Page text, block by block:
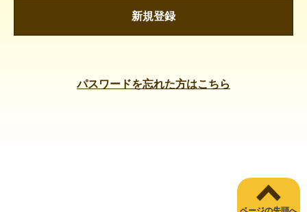
新規登録
パスワードを忘れた方はこちら